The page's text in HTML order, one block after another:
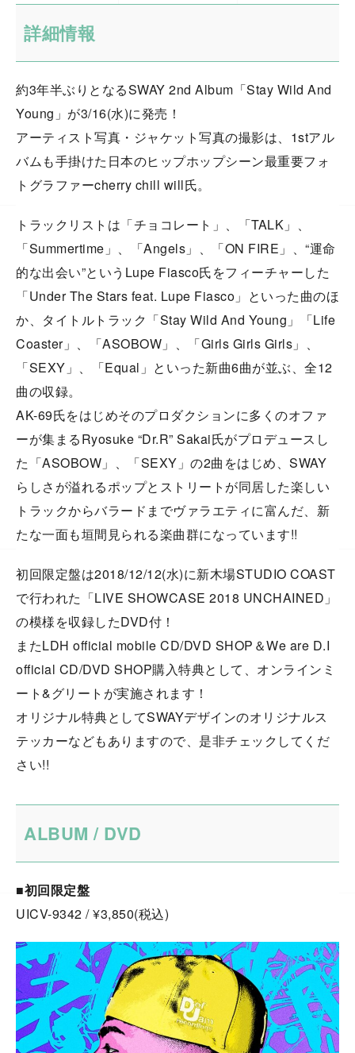
詳細情報
約3年半ぶりとなるSWAY 2nd Album「Stay Wild And
Young」が3/16(水)に発売！
アーティスト写真・ジャケット写真の撮影は、1stアル
バムも手掛けた日本のヒップホップシーン最重要フォ
トグラファーcherry chill will氏。
トラックリストは「チョコレート」、「TALK」、
「Summertime」、「Angels」、「ON FIRE」、“運命
的な出会い”というLupe Fiasco氏をフィーチャーした
「Under The Stars feat. Lupe Fiasco」といった曲のほ
か、タイトルトラック「Stay Wild And Young」「Life
Coaster」、「ASOBOW」、「Girls Girls Girls」、
「SEXY」、「Equal」といった新曲6曲が並ぶ、全12
曲の収録。
AK-69氏をはじめそのプロダクションに多くのオファ
ーが集まるRyosuke “Dr.R” Sakai氏がプロデュースし
た「ASOBOW」、「SEXY」の2曲をはじめ、SWAY
らしさが溢れるポップとストリートが同居した楽しい
トラックからバラードまでヴァラエティに富んだ、新
たな一面も垣間見られる楽曲群になっています!!
初回限定盤は2018/12/12(水)に新木場STUDIO COAST
で行われた「LIVE SHOWCASE 2018 UNCHAINED」
の模様を収録したDVD付！
またLDH official mobile CD/DVD SHOP＆We are D.I
official CD/DVD SHOP購入特典として、オンラインミ
ート&グリートが実施されます！
オリジナル特典としてSWAYデザインのオリジナルス
テッカーなどもありますので、是非チェックしてくだ
さい!!
ALBUM / DVD
■初回限定盤
UICV-9342 / ¥3,850(税込)